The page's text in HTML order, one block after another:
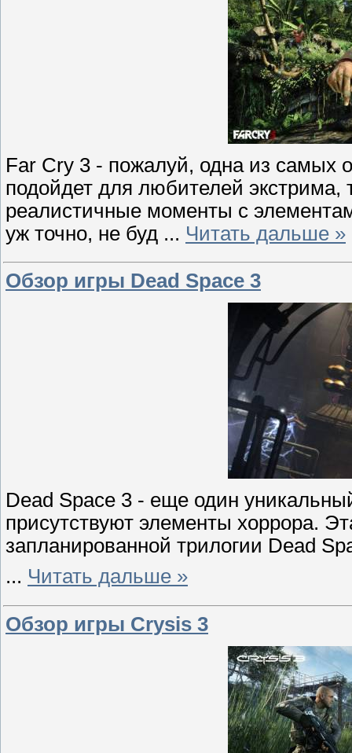
Far Cry 3 - пожалуй, одна из самых
подойдет для любителей экстрима,
реалистичные моменты с
уж точно, не буд ... Читать дальше »
Обзор игры Dead Space 3
Dead Space 3 - еще один
присутствуют элементы хоррора.
запланированной трилогии Dead
... Читать дальше »
Обзор игры Crysis 3